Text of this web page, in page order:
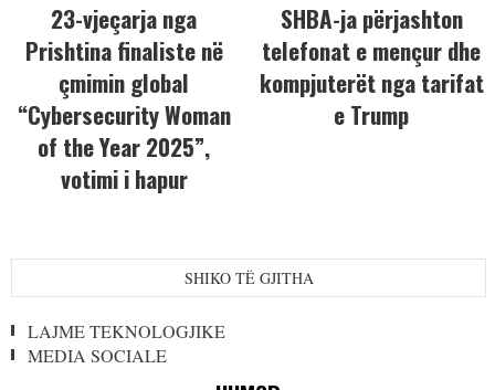
23-vjeçarja nga
Prishtina finaliste në
çmimin global
“Cybersecurity Woman
of the Year 2025”,
votimi i hapur
SHBA-ja përjashton
telefonat e mençur dhe
kompjuterët nga tarifat
e Trump
SHIKO TË GJITHA
LAJME TEKNOLOGJIKE
MEDIA SOCIALE